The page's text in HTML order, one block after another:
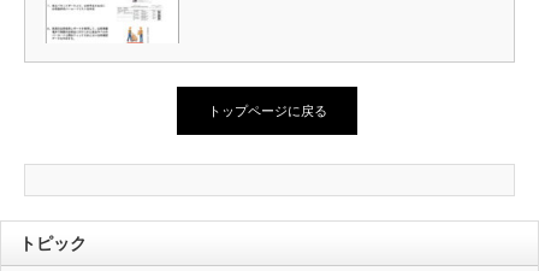
トップページに戻る
トピック